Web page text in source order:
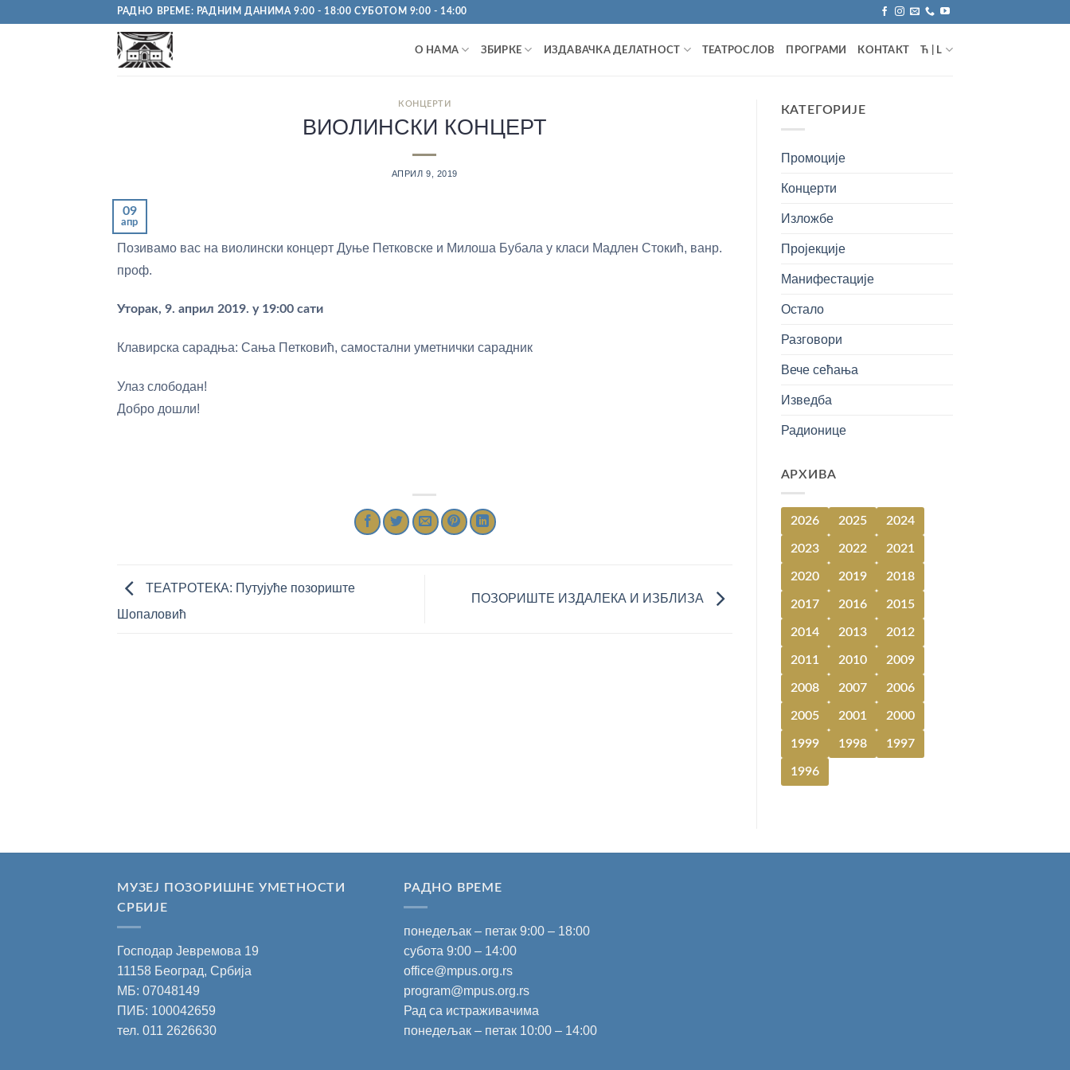
РАДНО ВРЕМЕ: РАДНИМ ДАНИМА 9:00 - 18:00 СУБОТОМ 9:00 - 14:00
О НАМА ЗБИРКЕ ИЗДАВАЧКА ДЕЛАТНОСТ ТЕАТРОСЛОВ ПРОГРАМИ КОНТАКТ Ћ | L
КОНЦЕРТИ
ВИОЛИНСКИ КОНЦЕРТ
АПРИЛ 9, 2019
09
апр
Позивамо вас на виолински концерт Дуње Петковске и Милоша Бубала у класи Мадлен Стокић, ванр.
проф.
Уторак, 9. април 2019. у 19:00 сати
Клавирска сарадња: Сања Петковић, самостални уметнички сарадник
Улаз слободан!
Добро дошли!
ТЕАТРОТЕКА: Путујуће позориште
Шопаловић
ПОЗОРИШТЕ ИЗДАЛЕКА И ИЗБЛИЗА
КАТЕГОРИЈЕ
Промоције
Концерти
Изложбе
Пројекције
Манифестације
Остало
Разговори
Вече сећања
Изведба
Радионице
АРХИВА
2026 2025 2024
2023 2022 2021
2020 2019 2018
2017 2016 2015
2014 2013 2012
2011 2010 2009
2008 2007 2006
2005 2001 2000
1999 1998 1997
1996
МУЗЕЈ ПОЗОРИШНЕ УМЕТНОСТИ
СРБИЈЕ
Господар Јевремова 19
11158 Београд, Србија
МБ: 07048149
ПИБ: 100042659
тел. 011 2626630
РАДНО ВРЕМЕ
понедељак – петак 9:00 – 18:00
субота 9:00 – 14:00
office@mpus.org.rs
program@mpus.org.rs
Рад са истраживачима
понедељак – петак 10:00 – 14:00